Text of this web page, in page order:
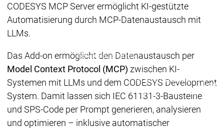
ServicesServices
Support
User
Academy
Training
Academy
Training
CODESYS MCP Server ermöglicht KI-gestützte
Automatisierung durch MCP-Datenaustausch mit
LLMs.
Das Add-on ermöglicht den Datenaustausch per
Model Context Protocol (MCP) zwischen KI-
Systemen mit LLMs und dem CODESYS Development
System. Damit lassen sich IEC 61131-3-Bausteine
und SPS-Code per Prompt generieren, analysieren
und optimieren – inklusive automatischer